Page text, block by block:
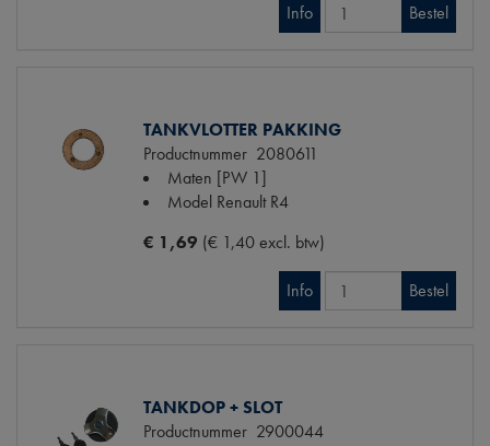
Info Bestel
TANKVLOTTER PAKKING
Productnummer 2080611
Maten [PW 1]
Model Renault R4
€ 1,69 (€ 1,40 excl. btw)
Info Bestel
TANKDOP + SLOT
Productnummer 2900044